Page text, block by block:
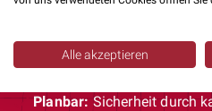
wenn Sie zufrieden sind.
Planbar: Sicherheit durch
Alle akzeptieren